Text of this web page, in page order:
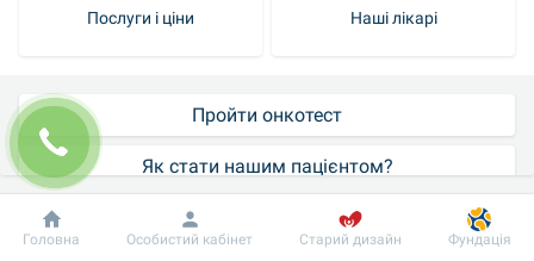
Послуги і ціни Наші лікарі
Пройти онкотест
Як стати нашим пацієнтом?
Добробут
Інформація Пацієнту
Головна Особистий кабінет Старий дизайн Фундація